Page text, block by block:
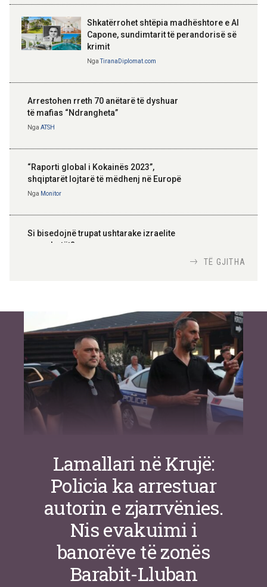
Shkatërrohet shtëpia madhështore e Al
Capone, sundimtarit të perandorisë së
krimit
Nga TiranaDiplomat.com
Arrestohen rreth 70 anëtarë të dyshuar
të mafias “Ndrangheta”
Nga ATSH
“Raporti global i Kokainës 2023”,
shqiptarët lojtarë të mëdhenj në Europë
Nga Monitor
Si bisedojnë trupat ushtarake izraelite
me robotët?
Or Shalom
TË GJITHA
Lamallari në Krujë:
Policia ka arrestuar
autorin e zjarrvënies.
Nis evakuimi i
banorëve të zonës
Barabit-Lluban